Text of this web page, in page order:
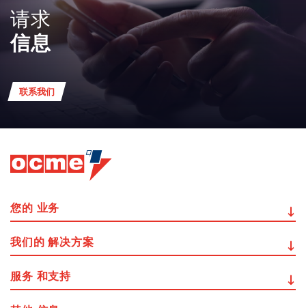
请求
信息
联系我们
您的 业务
我们的 解决方案
服务 和支持